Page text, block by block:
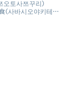
오토사쯔꾸리)
(사바시오야키테쇼